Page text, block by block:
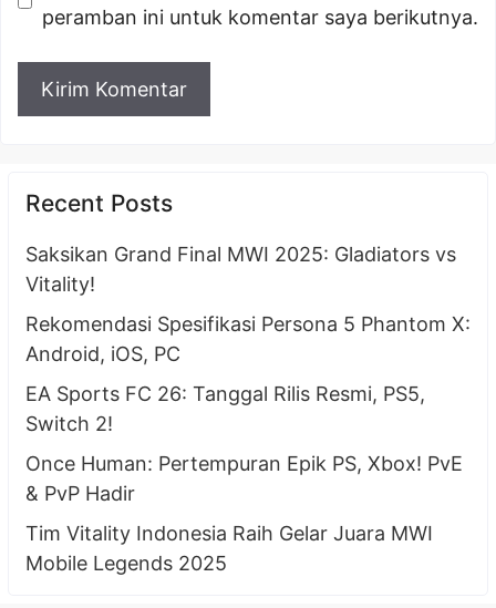
peramban ini untuk komentar saya berikutnya.
Recent Posts
Saksikan Grand Final MWI 2025: Gladiators vs
Vitality!
Rekomendasi Spesifikasi Persona 5 Phantom X:
Android, iOS, PC
EA Sports FC 26: Tanggal Rilis Resmi, PS5,
Switch 2!
Once Human: Pertempuran Epik PS, Xbox! PvE
& PvP Hadir
Tim Vitality Indonesia Raih Gelar Juara MWI
Mobile Legends 2025